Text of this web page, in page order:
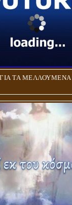
ΤΑ ΜΕΛΛΟΥΜΕΝΑ